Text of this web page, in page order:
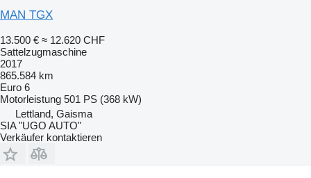
MAN TGX
13.500 € ≈ 12.620 CHF
Sattelzugmaschine
2017
865.584 km
Euro 6
Motorleistung 501 PS (368 kW)
Lettland, Gaisma
SIA "UGO AUTO"
Verkäufer kontaktieren